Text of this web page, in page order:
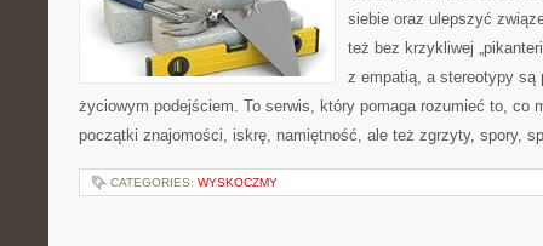
siebie oraz ulepszyć
też bez krzykliwej
z empatią, a stereotypy są
życiowym podejściem. To serwis, który pomaga rozumieć to, co
początki znajomości, iskrę, namiętność, ale też zgrzyty, spory,
CATEGORIES: WYSKOCZMY